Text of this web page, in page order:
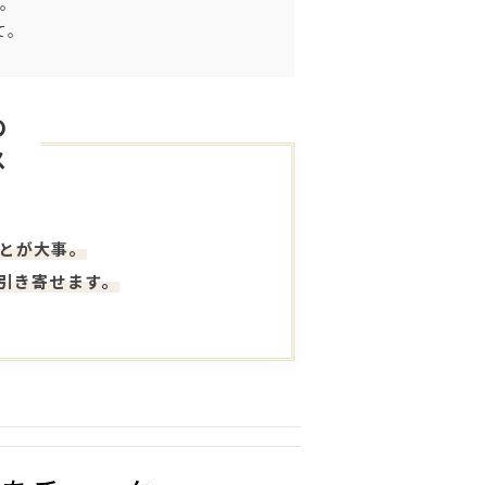
が大事。
き寄せます。